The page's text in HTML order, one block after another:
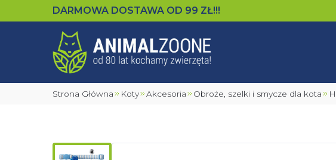
DARMOWA DOSTAWA OD 99 ZŁ!!!
Strona Główna Koty Akcesoria Obroże, szelki i smycze dla kota